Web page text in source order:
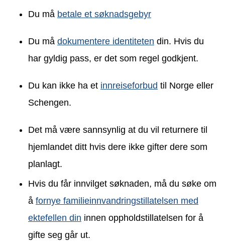
Du må betale et søknadsgebyr
Du må dokumentere identiteten din. Hvis du
har gyldig pass, er det som regel godkjent.
Du kan ikke ha et innreiseforbud til Norge eller
Schengen.
Det må være sannsynlig at du vil returnere til
hjemlandet ditt hvis dere ikke gifter dere som
planlagt.
Hvis du får innvilget søknaden, må du søke om
å fornye familieinnvandringstillatelsen med
ektefellen din innen oppholdstillatelsen for å
gifte seg går ut.